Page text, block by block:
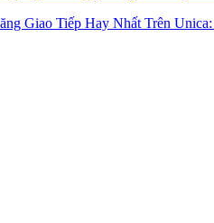
Giao Tiếp Hay Nhất Trên